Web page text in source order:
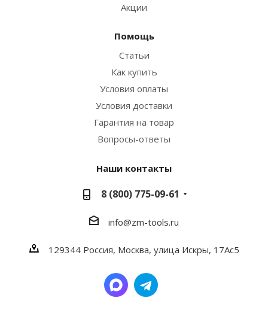
Акции
Помощь
Статьи
Как купить
Условия оплаты
Условия доставки
Гарантия на товар
Вопросы-ответы
Наши контакты
8 (800) 775-09-61
info@zm-tools.ru
129344 Россия, Москва, улица Искры, 17Ас5